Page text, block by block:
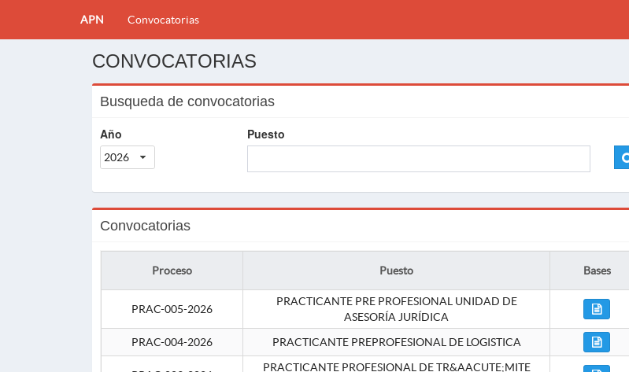
APN Convocatorias
CONVOCATORIAS
Busqueda de convocatorias
Año
2026
Puesto
Convocatorias
Proceso Puesto Bases
PRAC-005-2026
PRACTICANTE PRE PROFESIONAL UNIDAD DE
ASESORÍA JURÍDICA
PRAC-004-2026 PRACTICANTE PREPROFESIONAL DE LOGISTICA
PRACTICANTE PROFESIONAL DE TR&AACUTE;MITE